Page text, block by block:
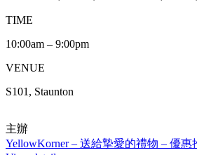
TIME
10:00am – 9:00pm
VENUE
S101, Staunton
主辦
YellowKorner – 送給摯愛的禮物 – 優惠